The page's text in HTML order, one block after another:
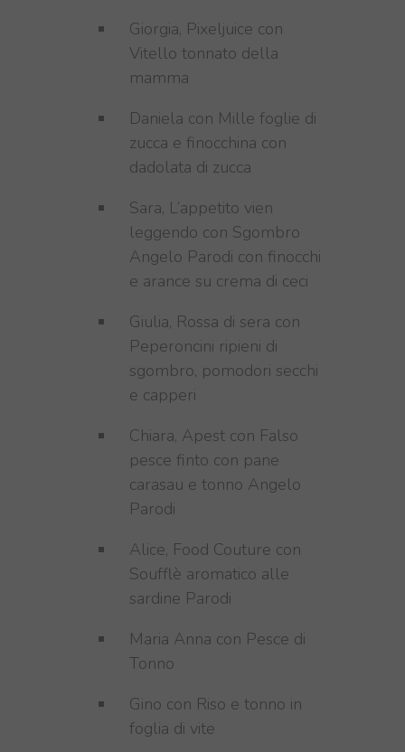
Giorgia, Pixeljuice con
Vitello tonnato della
mamma
Daniela con Mille foglie di
zucca e finocchina con
dadolata di zucca
Sara, L’appetito vien
leggendo con Sgombro
Angelo Parodi con finocchi
e arance su crema di ceci
Giulia, Rossa di sera con
Peperoncini ripieni di
sgombro, pomodori secchi
e capperi
Chiara, Apest con Falso
pesce finto con pane
carasau e tonno Angelo
Parodi
Alice, Food Couture con
Soufflè aromatico alle
sardine Parodi
Maria Anna con Pesce di
Tonno
Gino con Riso e tonno in
foglia di vite